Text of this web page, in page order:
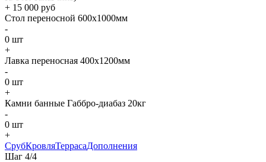
+ 15 000 руб
Стол переносной 600х1000мм
-
0 шт
+
Лавка переносная 400х1200мм
-
0 шт
+
Камни банные Габбро-диабаз 20кг
-
0 шт
+
СрубКровляТеррасаДополнения
Шаг 4/4